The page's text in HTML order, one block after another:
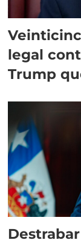
legal
Trump